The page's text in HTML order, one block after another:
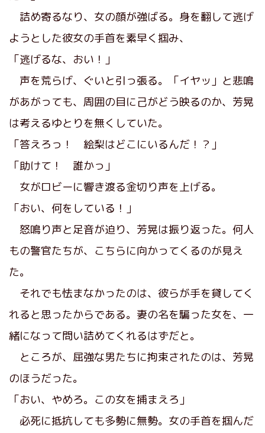
詰め寄るなり、女の顔が強ばる。身を翻して逃げ
ようとした彼女の手首を素早く掴み、
「逃げるな、おい！」
声を荒らげ、ぐいと引っ張る。「イヤッ」と悲鳴
があがっても、周囲の目に己がどう映るのか、芳晃
は考えるゆとりを無くしていた。
「答えろっ！ 絵梨はどこにいるんだ！？」
「助けて！ 誰かっ」
女がロビーに響き渡る金切り声を上げる。
「おい、何をしている！」
怒鳴り声と足音が迫り、芳晃は振り返った。何人
もの警官たちが、こちらに向かってくるのが見え
た。
それでも怯まなかったのは、彼らが手を貸してく
れると思ったからである。妻の名を騙った女を、一
緒になって問い詰めてくれるはずだと。
ところが、屈強な男たちに拘束されたのは、芳晃
のほうだった。
「おい、やめろ。この女を捕まえろ」
必死に抵抗しても多勢に無勢。女の手首を掴んだ